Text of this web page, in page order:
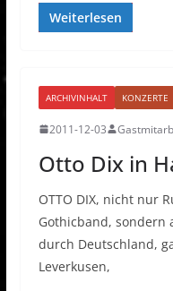
Weiterlesen
ARCHIVINHALT KONZERTE
2011-12-03
Otto Dix in
OTTO DIX, nicht nur
Gothicband, sondern
durch Deutschland,
Leverkusen,